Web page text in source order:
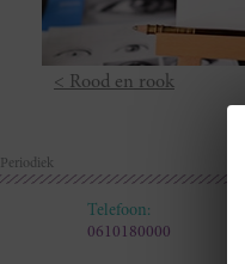
< Rood en rook
Periodiek
Telefoon:
0610180000